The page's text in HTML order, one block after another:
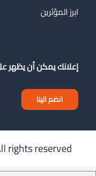
ابرز المؤثرين
إعلانك يمكن أن يظهر
انضم الينا
rights reserved ©